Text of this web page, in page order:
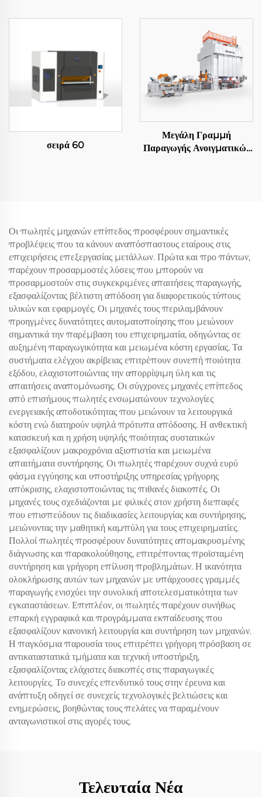
σειρά 60
Μεγάλη Γραμμή
Παραγωγής Ανοιγματικών
Οι πωλητές μηχανών επίπεδος προσφέρουν σημαντικές
προβλέψεις που τα κάνουν αναπόσπαστους εταίρους στις
επιχειρήσεις επεξεργασίας μετάλλων. Πρώτα και προ πάντων,
παρέχουν προσαρμοστές λύσεις που μπορούν να
προσαρμοστούν στις συγκεκριμένες απαιτήσεις παραγωγής,
εξασφαλίζοντας βέλτιστη απόδοση για διαφορετικούς τύπους
υλικών και εφαρμογές. Οι μηχανές τους περιλαμβάνουν
προηγμένες δυνατότητες αυτοματοποίησης που μειώνουν
σημαντικά την παρέμβαση του επιχειρηματία, οδηγώντας σε
αυξημένη παραγωγικότητα και μειωμένα κόστη εργασίας. Τα
συστήματα ελέγχου ακρίβειας επιτρέπουν συνεπή ποιότητα
εξόδου, ελαχιστοποιώντας την απορρίψιμη ύλη και τις
απαιτήσεις αναπομόνωσης. Οι σύγχρονες μηχανές επίπεδος
από επισήμους πωλητές ενσωματώνουν τεχνολογίες
ενεργειακής αποδοτικότητας που μειώνουν τα λειτουργικά
κόστη ενώ διατηρούν υψηλά πρότυπα απόδοσης. Η ανθεκτική
κατασκευή και η χρήση υψηλής ποιότητας συστατικών
εξασφαλίζουν μακροχρόνια αξιοπιστία και μειωμένα
απαιτήματα συντήρησης. Οι πωλητές παρέχουν συχνά ευρύ
φάσμα εγγύησης και υποστήριξης υπηρεσίας γρήγορης
απόκρισης, ελαχιστοποιώντας τις πιθανές διακοπές. Οι
μηχανές τους σχεδιάζονται με φιλικές στον χρήστη διεπαφές
που επισπεύδουν τις διαδικασίες λειτουργίας και συντήρησης,
μειώνοντας την μαθητική καμπύλη για τους επιχειρηματίες.
Πολλοί πωλητές προσφέρουν δυνατότητες απομακρυσμένης
διάγνωσης και παρακολούθησης, επιτρέποντας προϊσταμένη
συντήρηση και γρήγορη επίλυση προβλημάτων. Η ικανότητα
ολοκλήρωσης αυτών των μηχανών με υπάρχουσες γραμμές
παραγωγής ενισχύει την συνολική αποτελεσματικότητα των
εγκαταστάσεων. Επιπλέον, οι πωλητές παρέχουν συνήθως
επαρκή εγγραφικά και προγράμματα εκπαίδευσης που
εξασφαλίζουν κανονική λειτουργία και συντήρηση των μηχανών.
Η παγκόσμια παρουσία τους επιτρέπει γρήγορη πρόσβαση σε
αντικαταστατικά τμήματα και τεχνική υποστήριξη,
εξασφαλίζοντας ελάχιστες διακοπές στις παραγωγικές
λειτουργίες. Το συνεχές επενδυτικό τους στην έρευνα και
ανάπτυξη οδηγεί σε συνεχείς τεχνολογικές βελτιώσεις και
ενημερώσεις, βοηθώντας τους πελάτες να παραμένουν
ανταγωνιστικοί στις αγορές τους.
Τελευταία Νέα